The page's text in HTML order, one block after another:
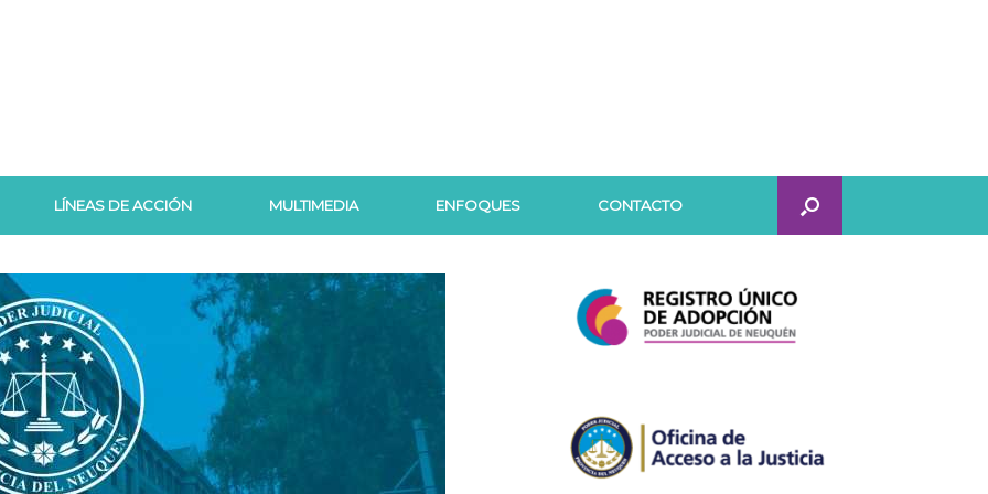
LÍNEAS DE ACCIÓN MULTIMEDIA ENFOQUES CONTACTO